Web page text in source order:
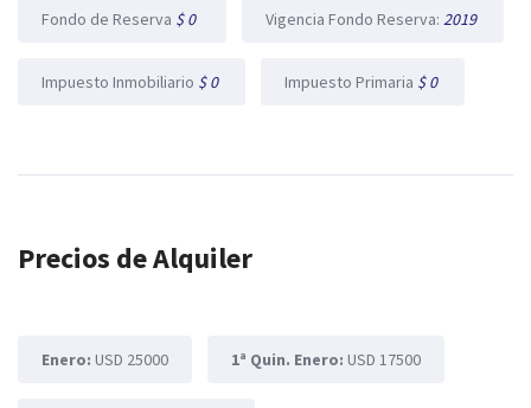
Fondo de Reserva $ 0 Vigencia Fondo Reserva: 2019
Impuesto Inmobiliario $ 0 Impuesto Primaria $ 0
Precios de Alquiler
Enero: USD 25000 1ª Quin. Enero: USD 17500